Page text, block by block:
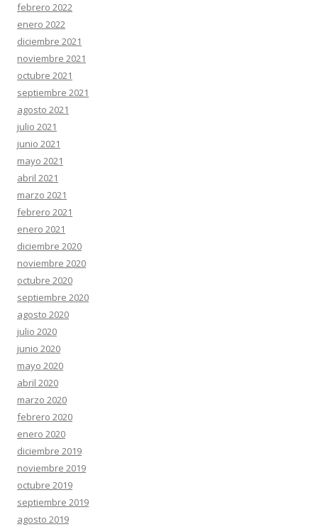
febrero 2022
enero 2022
diciembre 2021
noviembre 2021
octubre 2021
septiembre 2021
agosto 2021
julio 2021
junio 2021
mayo 2021
abril 2021
marzo 2021
febrero 2021
enero 2021
diciembre 2020
noviembre 2020
octubre 2020
septiembre 2020
agosto 2020
julio 2020
junio 2020
mayo 2020
abril 2020
marzo 2020
febrero 2020
enero 2020
diciembre 2019
noviembre 2019
octubre 2019
septiembre 2019
agosto 2019